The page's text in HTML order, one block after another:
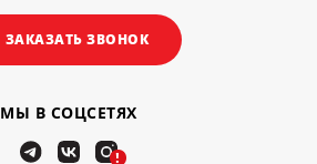
МЫ В СОЦСЕТЯХ
!
ЗАКАЗАТЬ ЗВОНОК